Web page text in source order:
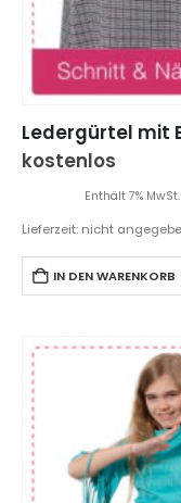
Ledergürtel mit
kostenlos
Enthält 7% MwSt.
Lieferzeit: nicht
IN DEN WARENKORB